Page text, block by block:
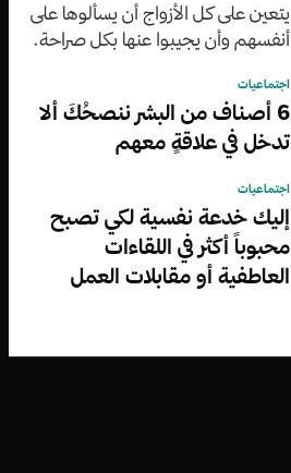
يتعين على كل الأزواج أن يسألوها على
أنفسهم وأن يجيبوا عنها بكل صراحة.
اجتماعيات
6 أصناف من البشر ننصحُكَ ألا
تدخل في علاقةٍ معهم
اجتماعيات
إليك خدعة نفسية لكي تصبح
محبوباً أكثر في اللقاءات
العاطفية أو مقابلات العمل